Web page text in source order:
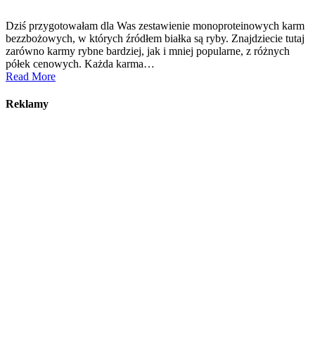
Dziś przygotowałam dla Was zestawienie monoproteinowych karm
bezzbożowych, w których źródłem białka są ryby. Znajdziecie tutaj
zarówno karmy rybne bardziej, jak i mniej popularne, z różnych
półek cenowych. Każda karma…
Read More
Reklamy